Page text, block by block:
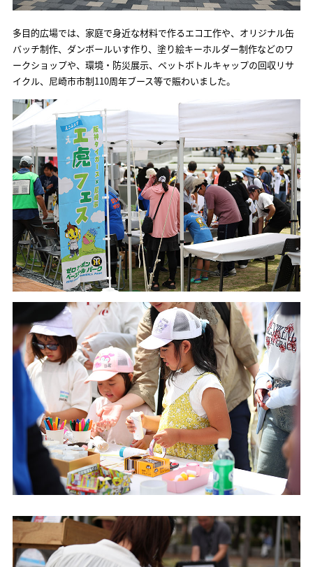
多目的広場では、家庭で身近な材料で作るエコ工作や、オリジナル缶
バッチ制作、ダンボールいす作り、塗り絵キーホルダー制作などのワ
ークショップや、環境・防災展示、ペットボトルキャップの回収リサ
イクル、尼崎市市制110周年ブース等で賑わいました。